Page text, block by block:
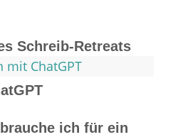
Schreib-Retreats
ich für ein